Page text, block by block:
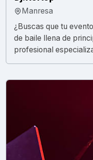
Manresa
¿Buscas que tu
de baile llena de
profesional